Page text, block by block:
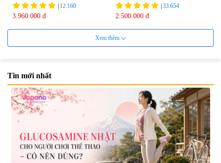
| 12.160
3.960.000 đ
Tohchukasou Premium Yo
Group 180 viên - Date 08/2027
|33.654
2.500.000 đ
Mặt Nạ Nichiei Bussan Nano
NMN+ 3D Face Mask Luxury (8
miếng)
|0
1.890.000 đ
Viên uống bổ não Ribeto Shoji
Ichoha Ekisu Plus - 90 viên
|57.920
1.450.000 đ
Xem thêm
Tin mới nhất